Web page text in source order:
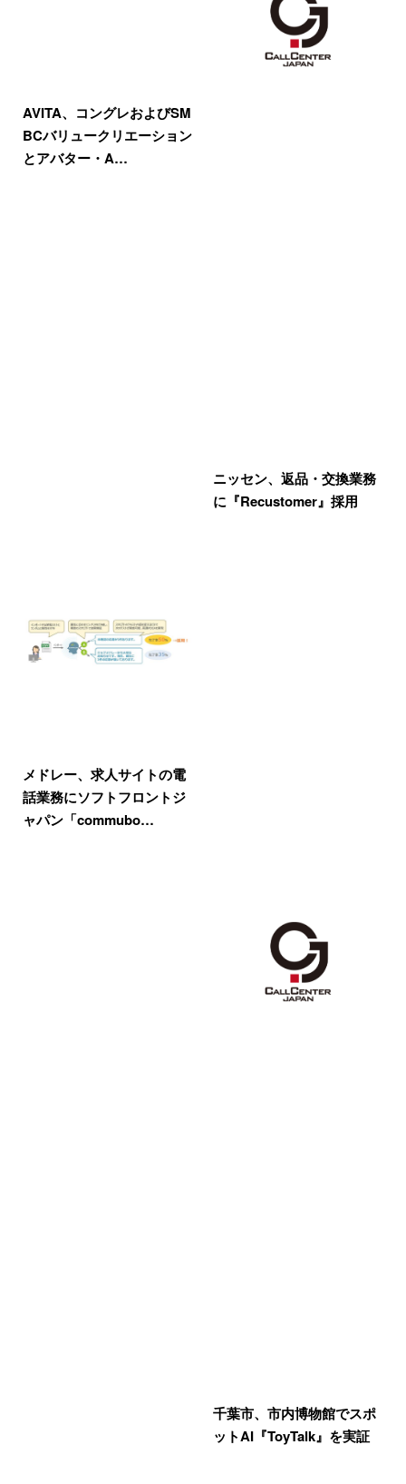
AVITA、コングレおよびSM
BCバリュークリエーション
とアバター・A…
ニッセン、返品・交換業務
に『Recustomer』採用
メドレー、求人サイトの電
話業務にソフトフロントジ
ャパン「commubo…
千葉市、市内博物館でスポ
ットAI『ToyTalk』を実証